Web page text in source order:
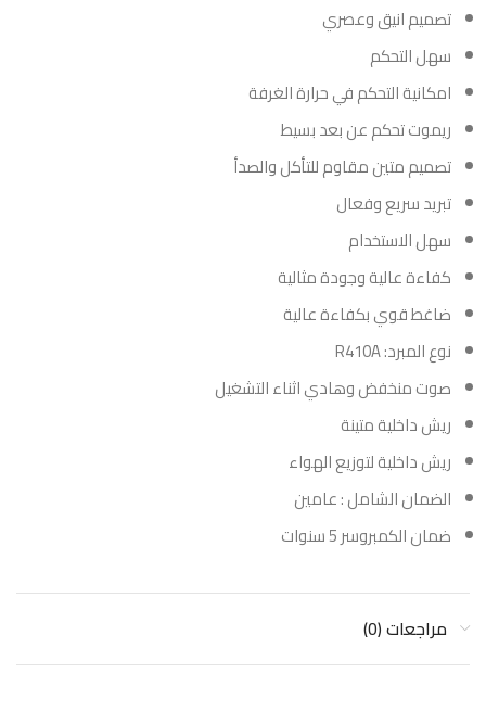
تصميم انيق وعصري
سهل التحكم
امكانية التحكم في حرارة الغرفة
ريموت تحكم عن بعد بسيط
تصميم متين مقاوم للتأكل والصدأ
تبريد سريع وفعال
سهل الاستخدام
كفاءة عالية وجودة مثالية
ضاغط قوي بكفاءة عالية
نوع المبرد: R410A
صوت منخفض وهادي اثناء التشغيل
ريش داخلية متينة
ريش داخلية لتوزيع الهواء
الضمان الشامل : عامين
ضمان الكمبروسر 5 سنوات
مراجعات (0)